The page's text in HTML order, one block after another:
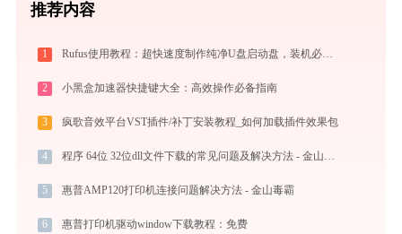
推荐内容
1 Rufus使用教程：超快速度制作纯净U盘启动盘，装机必备免费工具
2 小黑盒加速器快捷键大全：高效操作必备指南
3 疯歌音效平台VST插件/补丁安装教程_如何加载插件效果包
4 程序 64位 32位dll文件下载的常见问题及解决方法 - 金山毒霸
5 惠普AMP120打印机连接问题解决方法 - 金山毒霸
6 惠普打印机驱动window下载教程：免费